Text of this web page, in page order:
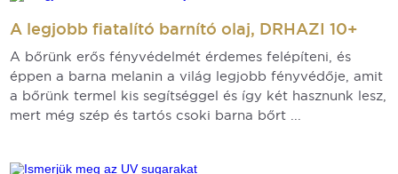
A legjobb fiatalító barnító olaj, DRHAZI 10+
A bőrünk erős fényvédelmét érdemes felépíteni, és
éppen a barna melanin a világ legjobb fényvédője, amit
a bőrünk termel kis segítséggel és így két hasznunk lesz,
mert még szép és tartós csoki barna bőrt ...